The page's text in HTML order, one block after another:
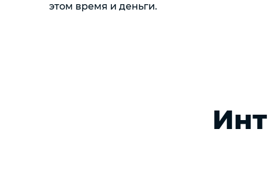
этом время и деньги.